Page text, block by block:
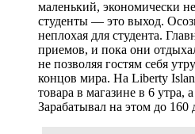
маленький, экономически
студенты — это выход.
неплохая для студента.
приемов, и пока они
не позволяя гостям себя
концов мира. На Liberty
товара в магазине в 6 утра,
Зарабатывал на этом до 160